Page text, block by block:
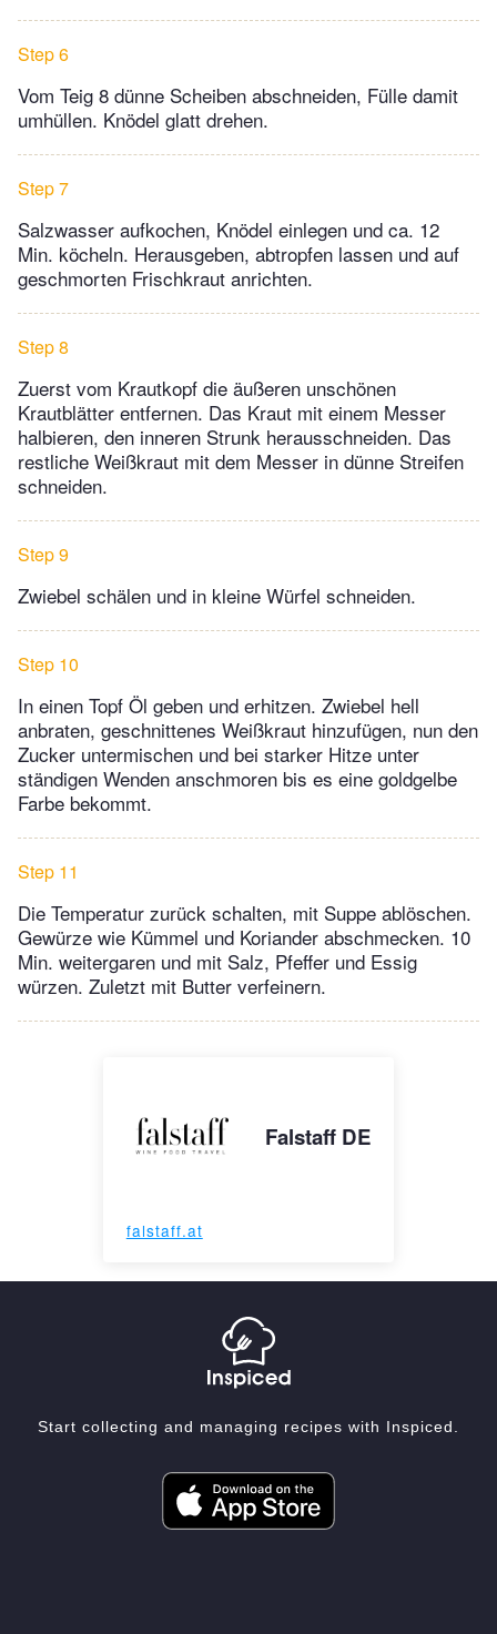
Step 6
Vom Teig 8 dünne Scheiben abschneiden, Fülle damit
umhüllen. Knödel glatt drehen.
Step 7
Salzwasser aufkochen, Knödel einlegen und ca. 12
Min. köcheln. Herausgeben, abtropfen lassen und auf
geschmorten Frischkraut anrichten.
Step 8
Zuerst vom Krautkopf die äußeren unschönen
Krautblätter entfernen. Das Kraut mit einem Messer
halbieren, den inneren Strunk herausschneiden. Das
restliche Weißkraut mit dem Messer in dünne Streifen
schneiden.
Step 9
Zwiebel schälen und in kleine Würfel schneiden.
Step 10
In einen Topf Öl geben und erhitzen. Zwiebel hell
anbraten, geschnittenes Weißkraut hinzufügen, nun den
Zucker untermischen und bei starker Hitze unter
ständigen Wenden anschmoren bis es eine goldgelbe
Farbe bekommt.
Step 11
Die Temperatur zurück schalten, mit Suppe ablöschen.
Gewürze wie Kümmel und Koriander abschmecken. 10
Min. weitergaren und mit Salz, Pfeffer und Essig
würzen. Zuletzt mit Butter verfeinern.
Falstaff DE
falstaff.at
Start collecting and managing recipes with Inspiced.